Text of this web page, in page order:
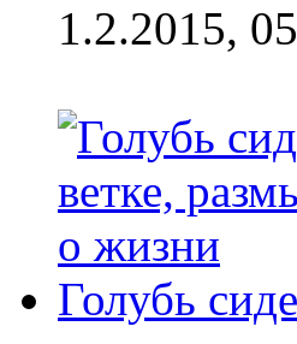
1.2.2015,
Голубь